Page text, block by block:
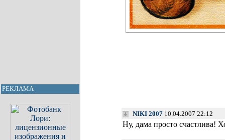
РЕКЛАМА
NIKI 2007 10.04.2007 22:12
Ну, дама просто счастлива!